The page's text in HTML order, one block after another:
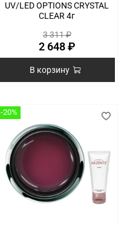
UV/LED OPTIONS CRYSTAL
CLEAR 4г
3 311 ₽
2 648 ₽
В корзину
-20%